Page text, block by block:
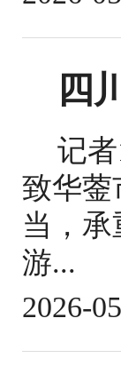
四
记
致华蓥
当，
游...
2026-